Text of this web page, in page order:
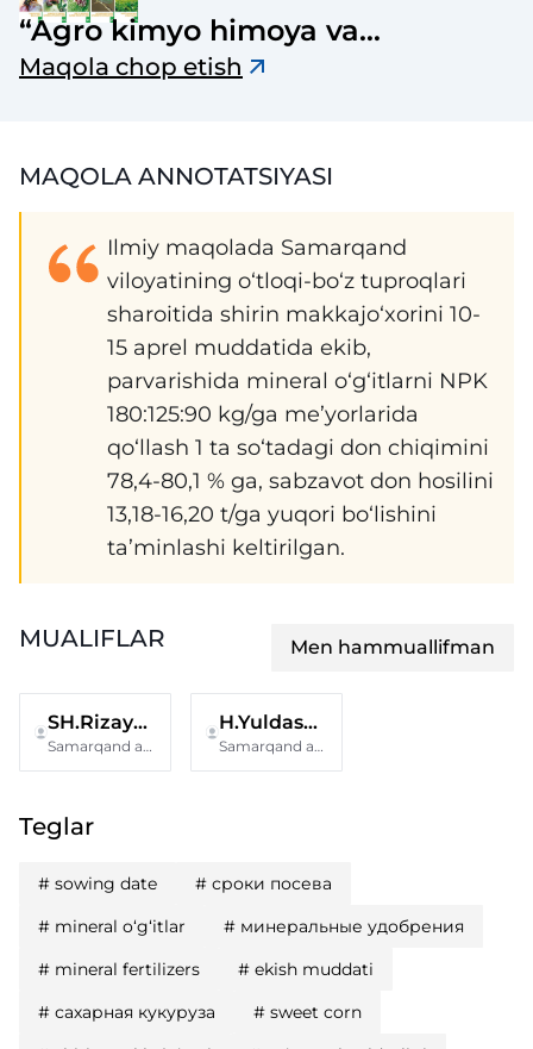
“Agro kimyo himoya va
o‘simliklar karantini” jurnali
Maqola chop etish
MAQOLA ANNOTATSIYASI
Ilmiy maqolada Samarqand
viloyatining o‘tloqi-bo‘z tuproqlari
sharoitida shirin makkajo‘xorini 10-
15 aprel muddatida ekib,
parvarishida mineral o‘g‘itlarni NPK
180:125:90 kg/ga me’yorlarida
qo‘llash 1 ta so‘tadagi don chiqimini
78,4-80,1 % ga, sabzavot don hosilini
13,18-16,20 t/ga yuqori bo‘lishini
ta’minlashi keltirilgan.
MUALIFLAR Men hammuallifman
SH.Rizayev
Samarqand agroinnovatsiyalar va tadqiqotlar instituti
H.Yuldasheva
Samarqand agroinnovatsiyalar va tadqiqotlar instituti
Teglar
# sowing date # сроки посева
# mineral o‘g‘itlar # минеральные удобрения
# mineral fertilizers # ekish muddati
# сахарная кукуруза # sweet corn